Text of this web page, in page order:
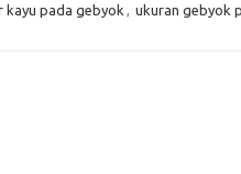
kayu pada gebyok , ukuran gebyok